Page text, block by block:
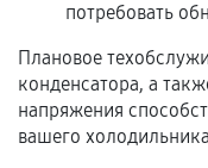
Когда
Нарушение
механические
перегрев,
потребовать
Плановое
конденсатора, а
напряжения
вашего холодильника